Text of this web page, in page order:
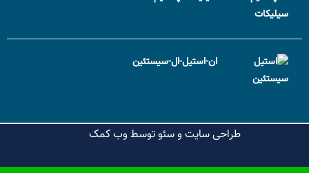
ان-استیل-ال-سیستئین
طراحی سایت و سئو توسط وب کمک